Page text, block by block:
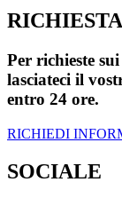
RICHIESTA
Per richieste
lasciateci il
entro 24 ore.
RICHIEDI
SOCIALE